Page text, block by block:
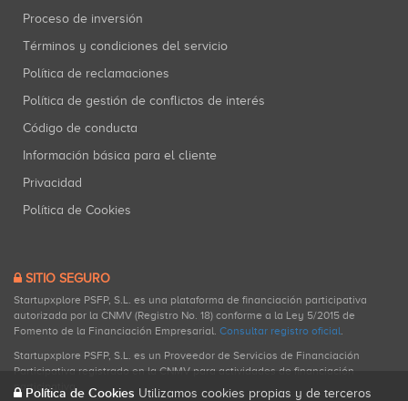
Proceso de inversión
Términos y condiciones del servicio
Política de reclamaciones
Política de gestión de conflictos de interés
Código de conducta
Información básica para el cliente
Privacidad
Política de Cookies
SITIO SEGURO
Startupxplore PSFP, S.L. es una plataforma de financiación participativa
autorizada por la CNMV (Registro No. 18) conforme a la Ley 5/2015 de
Fomento de la Financiación Empresarial. Consultar registro oficial.
Startupxplore PSFP, S.L. es un Proveedor de Servicios de Financiación
Participativa registrado en la CNMV para actividades de financiación
participativa.
Política de Cookies Utilizamos cookies propias y de terceros